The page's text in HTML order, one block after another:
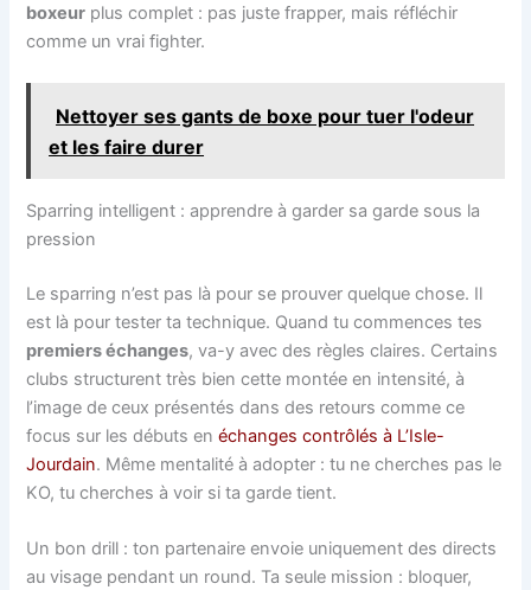
boxeur plus complet : pas juste frapper, mais réfléchir
comme un vrai fighter.
Nettoyer ses gants de boxe pour tuer l'odeur
et les faire durer
Sparring intelligent : apprendre à garder sa garde sous la
pression
Le sparring n’est pas là pour se prouver quelque chose. Il
est là pour tester ta technique. Quand tu commences tes
premiers échanges, va-y avec des règles claires. Certains
clubs structurent très bien cette montée en intensité, à
l’image de ceux présentés dans des retours comme ce
focus sur les débuts enéchanges contrôlés à L’Isle-
Jourdain. Même mentalité à adopter : tu ne cherches pas le
KO, tu cherches à voir si ta garde tient.
Un bon drill : ton partenaire envoie uniquement des directs
au visage pendant un round. Ta seule mission : bloquer,